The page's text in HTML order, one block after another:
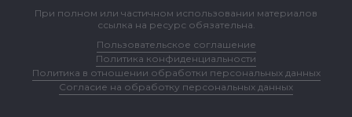
При полном или частичном использовании материалов
ссылка на ресурс обязательна.
Пользовательское соглашение
Политика конфиденциальности
Политика в отношении обработки персональных данных
Согласие на обработку персональных данных